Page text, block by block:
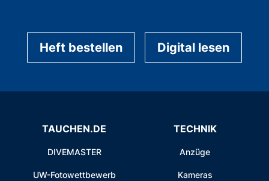
Heft bestellen Digital lesen
TAUCHEN.DE
DIVEMASTER
UW-Fotowettbewerb
TECHNIK
Anzüge
Kameras